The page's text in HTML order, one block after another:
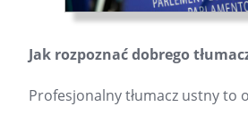
Jak rozpoznać dobrego
Profesjonalny tłumacz ustny to